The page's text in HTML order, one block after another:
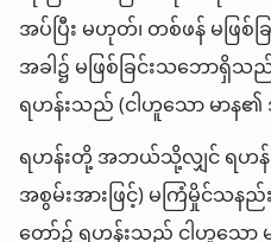
အပ်ပြီး မဟုတ်၊ တစ်ဖန် မဖြစ်
အခါ၌ မဖြစ်ခြင်းသဘော
ရဟန်းသည် (ငါဟူသော မာန၏
ရဟန်းတို့ အဘယ်သို့လျှင် ရဟန်
အစွမ်းအားဖြင့်) မကြံမှိုင်သ